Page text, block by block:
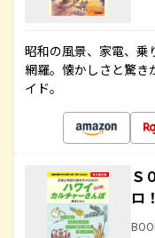
昭和の風景、家電、乗
網羅。懐かしさと驚き
イド。
Ｓ
ロ